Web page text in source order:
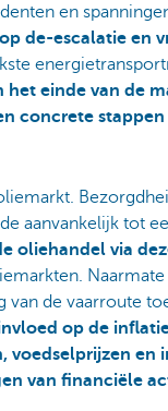
en
de-escalatie en
het einde van de
concrete
aanvankelijk tot
oliehandel via
de vaarroute
op de
voedselprijzen en
van financiële